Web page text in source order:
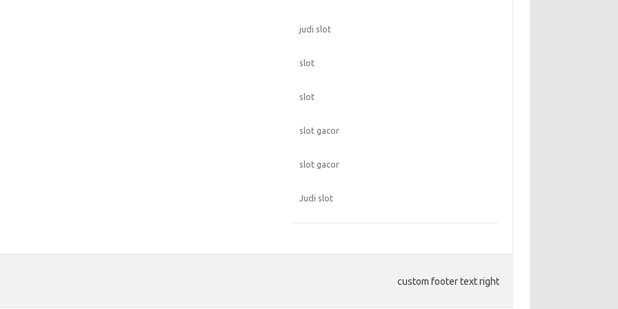
judi slot
slot
slot
slot gacor
slot gacor
Judi slot
custom footer text right